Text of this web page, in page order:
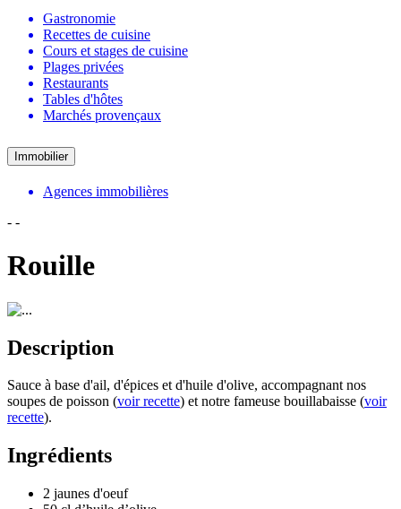
Gastronomie
Recettes de cuisine
Cours et stages de cuisine
Plages privées
Restaurants
Tables d'hôtes
Marchés provençaux
Immobilier
Agences immobilières
- -
Rouille
Description
Sauce à base d'ail, d'épices et d'huile d'olive, accompagnant nos
soupes de poisson (voir recette) et notre fameuse bouillabaisse (voir
recette).
Ingrédients
2 jaunes d'oeuf